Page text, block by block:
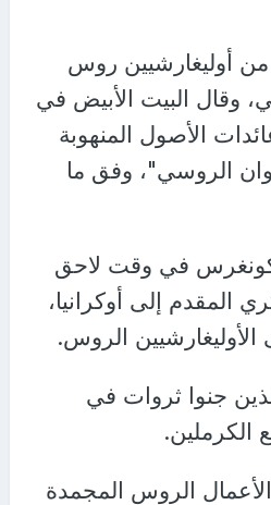
أوليغارشيين روس
وقال البيت الأبيض في
الأصول المنهوبة
الروسي"، وفق ما
في وقت لاحق
المقدم إلى أوكرانيا،
الأوليغارشيين الروس.
جنوا ثروات في
الكرملين.
الروس المجمدة